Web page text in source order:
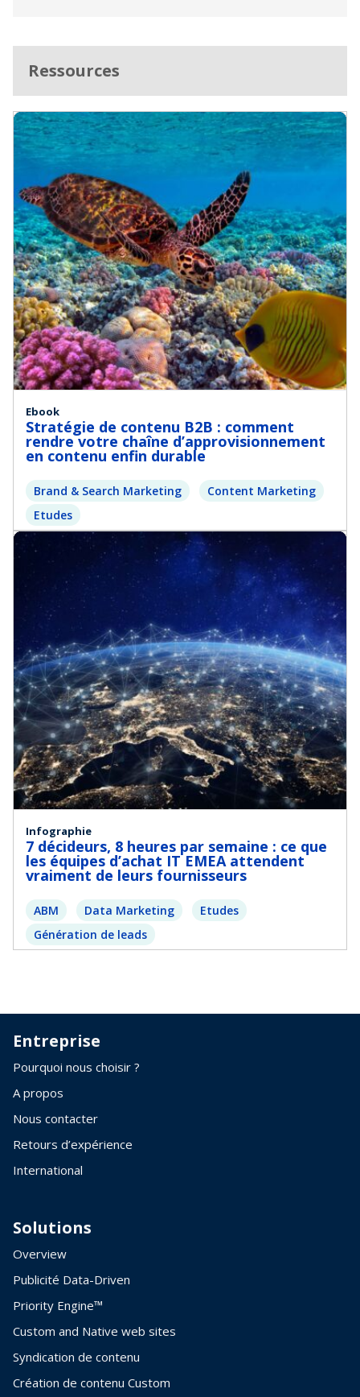
Ressources
Ebook
Stratégie de contenu B2B : comment
rendre votre chaîne d’approvisionnement
en contenu enfin durable
Brand & Search Marketing
Content Marketing
Etudes
Infographie
7 décideurs, 8 heures par semaine : ce que
les équipes d’achat IT EMEA attendent
vraiment de leurs fournisseurs
ABM Data Marketing
Etudes
Génération de leads
Entreprise
Pourquoi nous choisir ?
A propos
Nous contacter
Retours d’expérience
International
Solutions
Overview
Publicité Data-Driven
Priority Engine™
Custom and Native web sites
Syndication de contenu
Création de contenu Custom